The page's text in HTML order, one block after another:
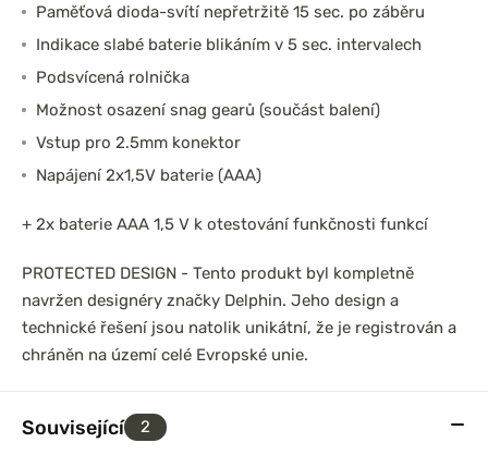
Paměťová dioda-svítí nepřetržitě 15 sec. po záběru
Indikace slabé baterie blikáním v 5 sec. intervalech
Podsvícená rolnička
Možnost osazení snag gearů (součást balení)
Vstup pro 2.5mm konektor
Napájení 2x1,5V baterie (AAA)
+ 2x baterie AAA 1,5 V k otestování funkčnosti funkcí
PROTECTED DESIGN - Tento produkt byl kompletně
navržen designéry značky Delphin. Jeho design a
technické řešení jsou natolik unikátní, že je registrován a
chráněn na území celé Evropské unie.
Související 2